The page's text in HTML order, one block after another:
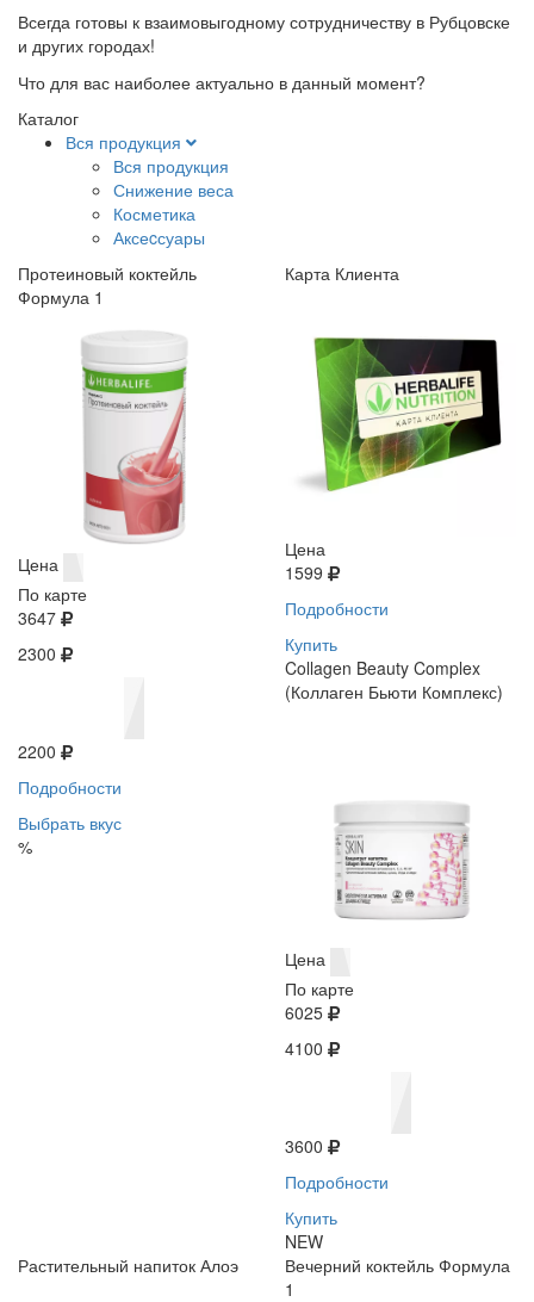
Всегда готовы к взаимовыгодному сотрудничеству в Рубцовске
и других городах!
Что для вас наиболее актуально в данный момент?
Каталог
Вся продукция
Вся продукция
Снижение веса
Косметика
Аксеcсуары
Протеиновый коктейль
Формула 1
Цена
По карте
3647
2300
2200
Подробности
Выбрать вкус
%
Карта Клиента
Цена
1599
Подробности
Купить
Collagen Beauty Complex
(Коллаген Бьюти Комплекс)
Цена
По карте
6025
4100
3600
Подробности
Купить
NEW
Растительный напиток Алоэ
Вечерний коктейль Формула
1